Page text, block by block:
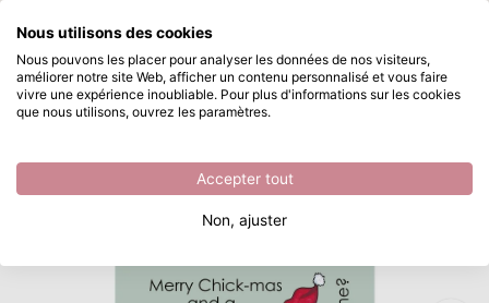
Passer au contenu principal
Disponible immédiatement Vaessen Creative • Tampons Transparents Poules de Noël 2 10pcs
/ Tampons transparents /
Que recherchez-vous ?
Nous utilisons des cookies
Nous pouvons les placer pour analyser les données de nos visiteurs,
améliorer notre site Web, afficher un contenu personnalisé et vous faire
vivre une expérience inoubliable. Pour plus d'informations sur les cookies
que nous utilisons, ouvrez les paramètres.
Accepter tout
Non, ajuster